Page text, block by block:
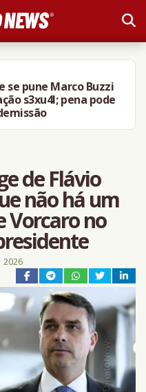
se pune Marco Buzzi
s3xu4l; pena pode
de Flávio
não há um
Vorcaro no